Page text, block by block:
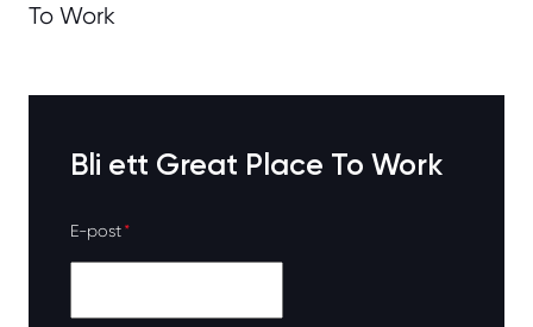
To Work
Bli ett Great Place To Work
E-post*